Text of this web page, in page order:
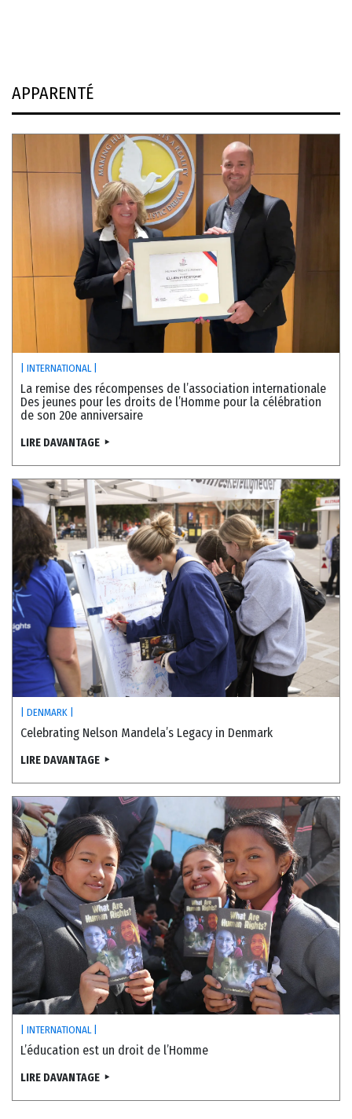
APPARENTÉ
| INTERNATIONAL |
La remise des récompenses de l’association internationale
Des jeunes pour les droits de l’Homme pour la célébration
de son 20e anniversaire
LIRE DAVANTAGE
| DENMARK |
Celebrating Nelson Mandela’s Legacy in Denmark
LIRE DAVANTAGE
| INTERNATIONAL |
L’éducation est un droit de l’Homme
LIRE DAVANTAGE